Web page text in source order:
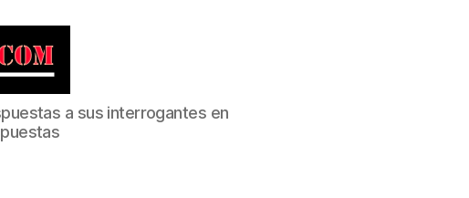
a sus interrogantes en